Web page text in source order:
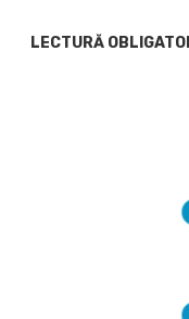
LECTURĂ